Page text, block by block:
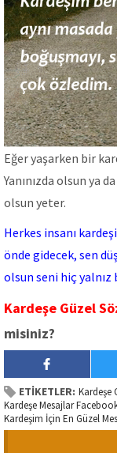
Eğer yaşarken bir
Yanınızda olsun ya
olsun yeter.
Herkes insanı
önde gidecek, sen
olsun seni hiç yalnız
Kardeşe Güzel
misiniz?
ETİKETLER: Kardeşe
Kardeşe Mesajlar
Kardeşim İçin En Güzel